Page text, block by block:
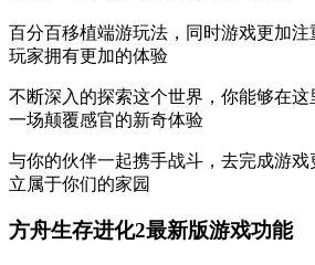
百分百移植端游玩法，同时游戏更加
玩家拥有更加的体验
不断深入的探索这个世界，你能够在
一场颠覆感官的新奇体验
与你的伙伴一起携手战斗，去完成游
立属于你们的家园
方舟生存进化2最新版游戏功能